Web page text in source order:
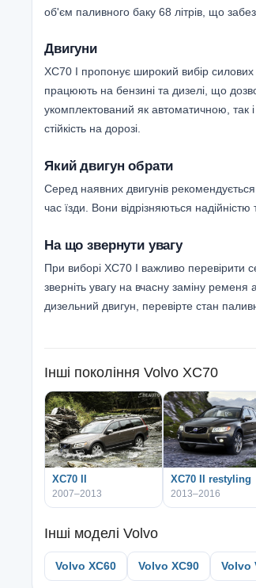
об'єм паливного баку 68 літрів, що
Двигуни
XC70 I пропонує широкий вибір силових
працюють на бензині та дизелі, що
укомплектований як автоматичною,
стійкість на дорозі.
Який двигун обрати
Серед наявних двигунів
час їзди. Вони відрізняються
На що звернути увагу
При виборі XC70 I важливо перевірити
зверніть увагу на вчасну заміну
дизельний двигун, перевірте стан
Інші покоління Volvo XC70
XC70 II
2007–2013
XC70 II restyling
2013–2016
Інші моделі Volvo
Volvo XC60 Volvo XC90 Volvo